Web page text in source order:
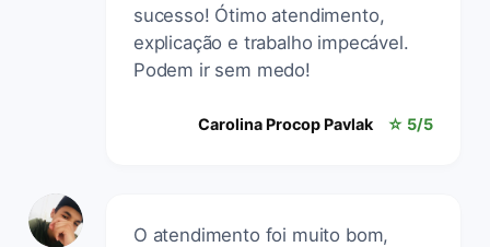
sucesso! Ótimo atendimento,
explicação e trabalho impecável.
Podem ir sem medo!
Carolina Procop Pavlak ☆ 5/5
O atendimento foi muito bom,